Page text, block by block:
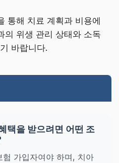
통해 치료 계획과 비용에
의 위생 관리 상태와 소독
바랍니다.
택을 받으려면 어떤 조
가입자여야 하며, 치아